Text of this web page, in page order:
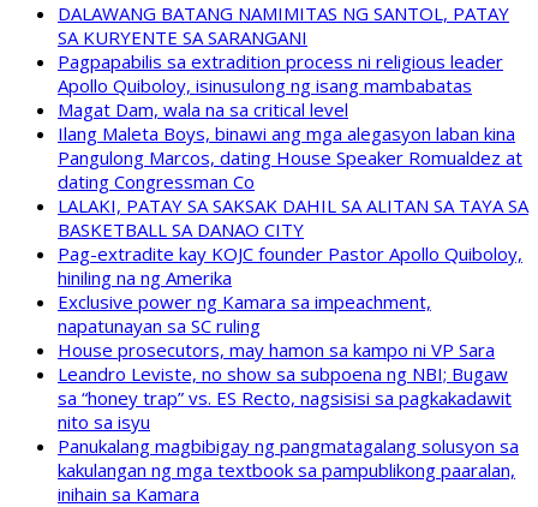
DALAWANG BATANG NAMIMITAS NG SANTOL, PATAY
SA KURYENTE SA SARANGANI
Pagpapabilis sa extradition process ni religious leader
Apollo Quiboloy, isinusulong ng isang mambabatas
Magat Dam, wala na sa critical level
Ilang Maleta Boys, binawi ang mga alegasyon laban kina
Pangulong Marcos, dating House Speaker Romualdez at
dating Congressman Co
LALAKI, PATAY SA SAKSAK DAHIL SA ALITAN SA TAYA SA
BASKETBALL SA DANAO CITY
Pag-extradite kay KOJC founder Pastor Apollo Quiboloy,
hiniling na ng Amerika
Exclusive power ng Kamara sa impeachment,
napatunayan sa SC ruling
House prosecutors, may hamon sa kampo ni VP Sara
Leandro Leviste, no show sa subpoena ng NBI; Bugaw
sa “honey trap” vs. ES Recto, nagsisisi sa pagkakadawit
nito sa isyu
Panukalang magbibigay ng pangmatagalang solusyon sa
kakulangan ng mga textbook sa pampublikong paaralan,
inihain sa Kamara